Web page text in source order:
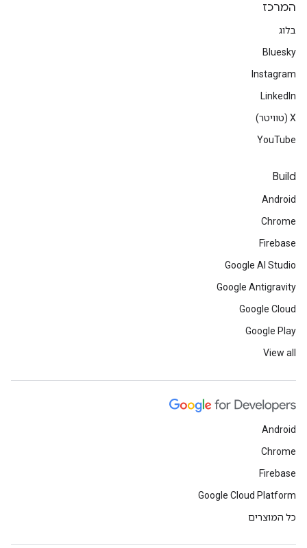
המרכז
בלוג
Bluesky
Instagram
LinkedIn
‫X (טוויטר)
YouTube
Build
Android
Chrome
Firebase
Google AI Studio
Google Antigravity
Google Cloud
Google Play
View all
Android
Chrome
Firebase
Google Cloud Platform
כל המוצרים